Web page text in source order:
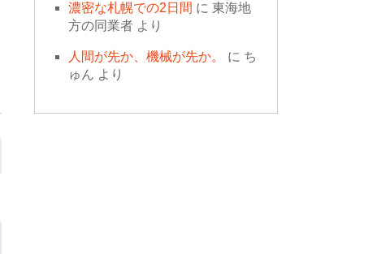
濃密な札幌での2日間 に 東海地
方の同業者より
人間が先か、機械が先か。 に ち
ゅん より